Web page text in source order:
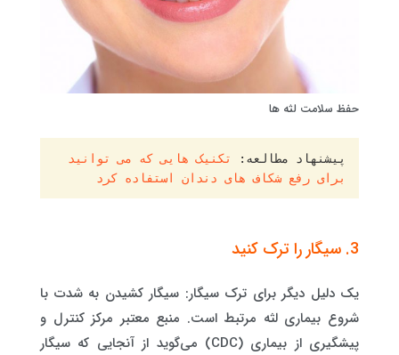
حفظ سلامت لثه ها
پیشنهاد مطالعه:
برای رفع شکاف های دندان استفاده کرد
3. سیگار را ترک کنید
یک دلیل دیگر برای ترک سیگار: سیگار کشیدن به شدت با
شروع بیماری لثه مرتبط است. منبع معتبر مرکز کنترل و
پیشگیری از بیماری (CDC) می‌گوید از آنجایی که سیگار